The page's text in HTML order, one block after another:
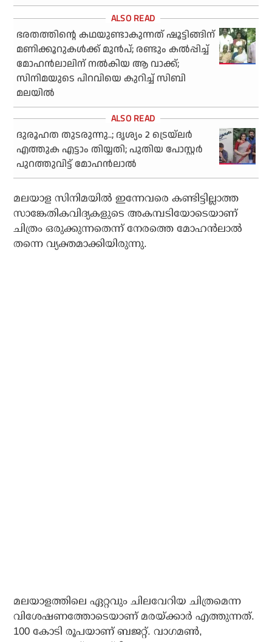
ഭരതത്തിന്റെ കഥയുണ്ടാകുന്നത് ഷൂട്ടിങ്ങിന്
മണിക്കൂറുകള്‍ക്ക് മുന്‍പ്; രണ്ടും കല്‍പ്പിച്ച്
മോഹന്‍ലാലിന് നല്‍കിയ ആ വാക്ക്;
സിനിമയുടെ പിറവിയെ കുറിച്ച് സിബി
മലയില്‍
ദുരൂഹത തുടരുന്നു..; ദൃശ്യം 2 ട്രെയ്‌ലര്‍
എത്തുക എട്ടാം തിയ്യതി; പുതിയ പോസ്റ്റര്‍
പുറത്തുവിട്ട് മോഹന്‍ലാല്‍
മലയാള സിനിമയില്‍ ഇന്നേവരെ കണ്ടിട്ടില്ലാത്ത
സാങ്കേതികവിദ്യകളുടെ അകമ്പടിയോടെയാണ്
ചിത്രം ഒരുക്കുന്നതെന്ന് നേരത്തെ മോഹന്‍ലാല്‍
തന്നെ വ്യക്തമാക്കിയിരുന്നു.
മലയാളത്തിലെ ഏറ്റവും ചിലവേറിയ ചിത്രമെന്ന
വിശേഷണത്തോടെയാണ് മരയ്ക്കാര്‍ എത്തുന്നത്.
100 കോടി രൂപയാണ് ബജറ്റ്. വാഗമണ്‍,